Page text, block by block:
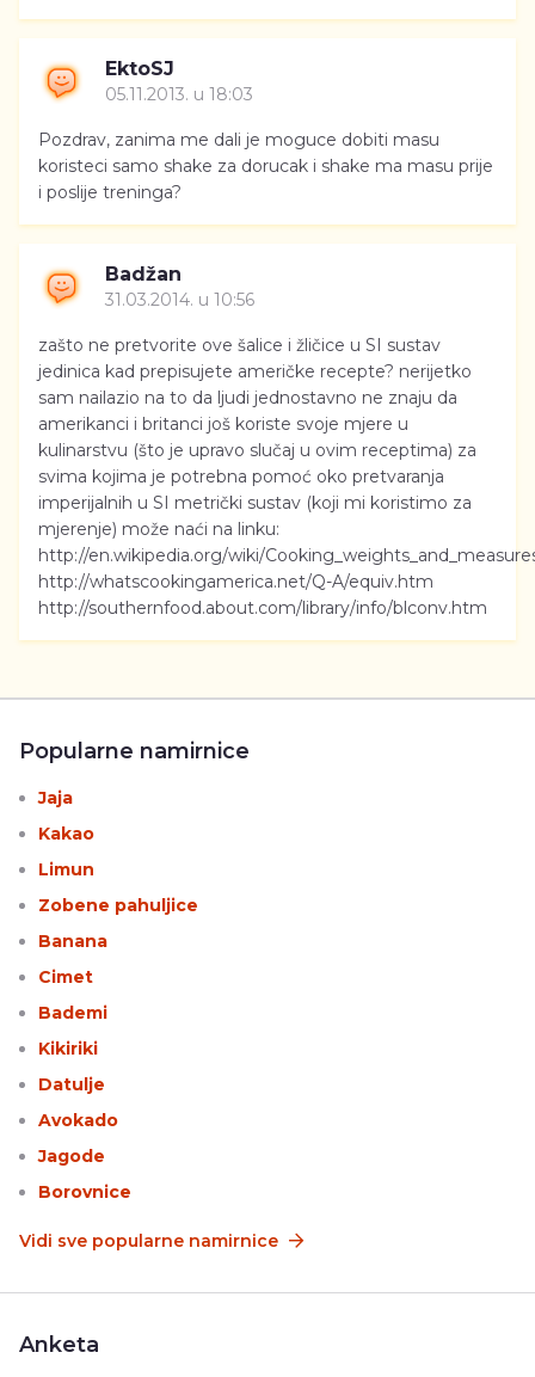
EktoSJ
05.11.2013. u 18:03
Pozdrav, zanima me dali je moguce dobiti masu
koristeci samo shake za dorucak i shake ma masu prije
i poslije treninga?
Badžan
31.03.2014. u 10:56
zašto ne pretvorite ove šalice i žličice u SI sustav
jedinica kad prepisujete američke recepte? nerijetko
sam nailazio na to da ljudi jednostavno ne znaju da
amerikanci i britanci još koriste svoje mjere u
kulinarstvu (što je upravo slučaj u ovim receptima) za
svima kojima je potrebna pomoć oko pretvaranja
imperijalnih u SI metrički sustav (koji mi koristimo za
mjerenje) može naći na linku:
http://en.wikipedia.org/wiki/
http://whatscookingamerica.net/Q-A/equiv.htm
http://southernfood.about.com/library/info/blconv.htm
Popularne namirnice
Jaja
Kakao
Limun
Zobene pahuljice
Banana
Cimet
Bademi
Kikiriki
Datulje
Avokado
Jagode
Borovnice
Vidi sve popularne namirnice
Anketa